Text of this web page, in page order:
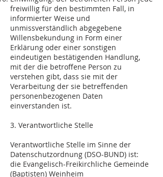
freiwillig für den bestimmten Fall, in
informierter Weise und
unmissverständlich abgegebene
Willensbekundung in Form einer
Erklärung oder einer sonstigen
eindeutigen bestätigenden Handlung,
mit der die betroffene Person zu
verstehen gibt, dass sie mit der
Verarbeitung der sie betreffenden
personenbezogenen Daten
einverstanden ist.
3. Verantwortliche Stelle
Verantwortliche Stelle im Sinne der
Datenschutzordnung (DSO-BUND) ist:
die Evangelisch-Freikirchliche Gemeinde
(Baptisten) Weinheim